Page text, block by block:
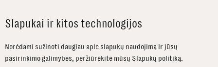
Slapukai ir kitos technologijos
Norėdami sužinoti daugiau apie slapukų naudojimą ir jūsų
pasirinkimo galimybes, peržiūrėkite mūsų Slapukų politiką.